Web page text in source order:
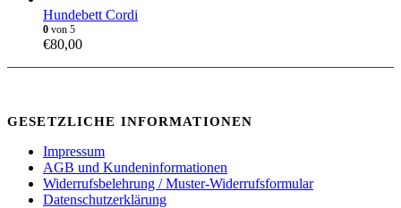
Hundebett Cordi
0 von 5
€80,00
GESETZLICHE INFORMATIONEN
Impressum
AGB und Kundeninformationen
Widerrufsbelehrung / Muster-Widerrufsformular
Datenschutzerklärung